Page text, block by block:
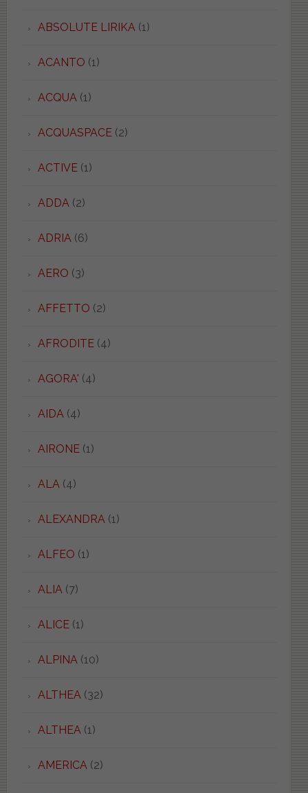
ABSOLUTE LIRIKA(1)
ACANTO (1)
ACQUA(1)
ACQUASPACE(2)
ACTIVE(1)
ADDA(2)
ADRIA(6)
AERO (3)
AFFETTO (2)
AFRODITE(4)
AGORA' (4)
AIDA(4)
AIRONE(1)
ALA(4)
ALEXANDRA(1)
ALFEO (1)
ALIA(7)
ALICE(1)
ALPINA(10)
ALTHEA(32)
ALTHEA(1)
AMERICA(2)